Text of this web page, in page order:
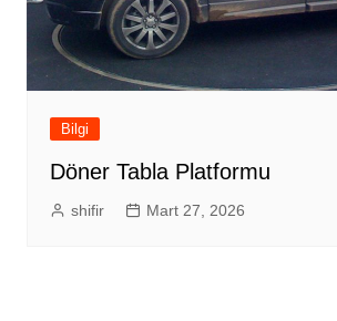
Bilgi
Döner Tabla Platformu
shifir Mart 27, 2026